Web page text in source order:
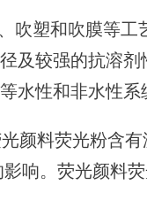
塑和吹膜等
较强的抗溶
水性和非水性系
料荧光粉含
响。荧光颜料